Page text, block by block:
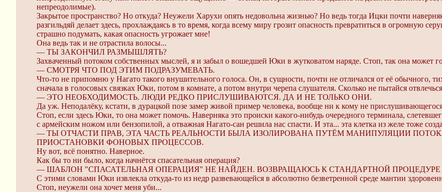
непреодолимые).
Закрытое пространство? Но откуда? Неужели Харухи опять недовольна жизнью? Но ведь тогда Ицки почти
разгильдяй делает здесь, прохлаждаясь в то время, когда всему миру грозит опасность превратиться в огромную
страшно подумать, какая опасность угрожает мне!
Она ведь так и не отрастила волосы...
— ТЫ ЗАКОНЧИЛ РАЗМЫШЛЯТЬ?
Захваченный потоком собственных мыслей, я и забыл о вошедшей Юки в жутковатом наряде. Стоп, так она может
— СМОТРЯ ЧТО ПОД ЭТИМ ПОДРАЗУМЕВАТЬ.
Что-то не припомню у Нагато такого внушительного голоса. Он, в сущности, почти не отличался от её обычного,
сначала в голосовых связках Юки, потом в комнате, а потом внутри черепа слушателя. Сколько не пытайся
— ЭТО НЕОБХОДИМОСТЬ. ЛЮДИ РЕДКО ПРИСЛУШИВАЮТСЯ. ДА И НЕ ТОЛЬКО ОНИ.
Да уж. Неподалёку, кстати, в дурацкой позе замер живой пример человека, вообще ни к кому не
Стоп, если здесь Юки, то она может помочь. Наверняка это происки какого-нибудь очередного терминала,
с армейским ножом или бензопилой, а отважная Нагато-сан решила нас спасти. И эта... эта клетка из желе тоже
— ТЫ ОТЧАСТИ ПРАВ, ЭТА ЧАСТЬ РЕАЛЬНОСТИ БЫЛА ИЗОЛИРОВАНА ПУТЁМ МАНИПУЛЯЦИИ
ПРИОСТАНОВКИ ФОНОВЫХ ПРОЦЕССОВ.
Ну вот, всё понятно. Наверное.
Как бы то ни было, когда начнётся спасательная операция?
— ШАБЛОН "СПАСАТЕЛЬНАЯ ОПЕРАЦИЯ" НЕ НАЙДЕН. ВОЗВРАЩАЮСЬ К СТАНДАРТНОЙ ПРОЦЕДУРЕ
С этими словами Юки извлекла откуда-то из недр развевающейся в абсолютно безветренной среде мантии
Стоп, неужели она хочет меня уби...